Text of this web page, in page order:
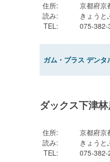
住所:
京都府京
読み:
きょうと
TEL: 075-382-
ガム・プラス デン
ダックス下津
住所:
京都府京
読み:
きょうと
TEL: 075-382-